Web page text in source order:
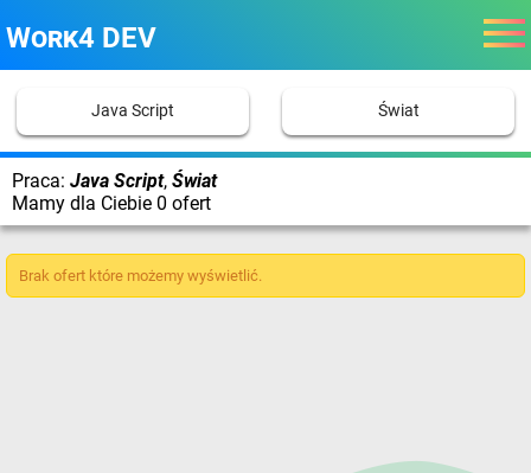
Work4 DEV
Java Script Świat
Praca: Java Script, Świat
Mamy dla Ciebie 0 ofert
Brak ofert które możemy wyświetlić.